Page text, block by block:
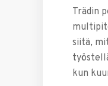
Trädin
siitä,
kun